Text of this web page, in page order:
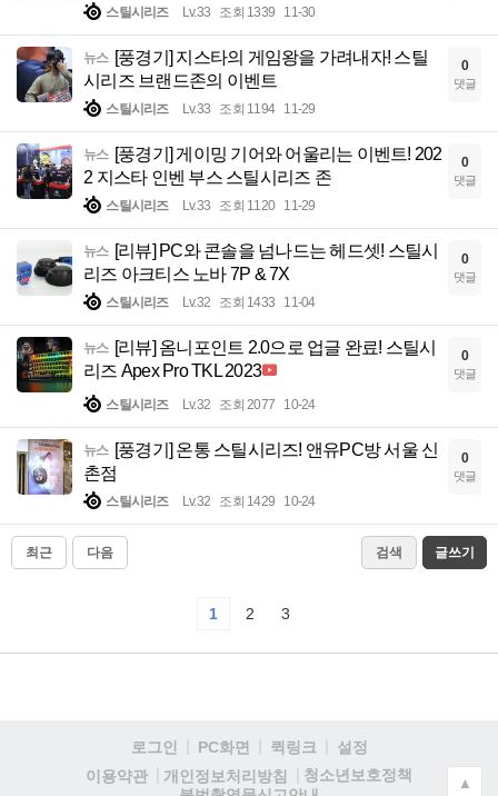
스틸시리즈 Lv.33 조회 1339 11-30
뉴스 [풍경기] 지스타의 게임왕을 가려내자! 스틸
시리즈 브랜드존의 이벤트
스틸시리즈 Lv.33 조회 1194 11-29
0
댓글
뉴스 [풍경기] 게이밍 기어와 어울리는 이벤트! 202
2 지스타 인벤 부스 스틸시리즈 존
스틸시리즈 Lv.33 조회 1120 11-29
0
댓글
뉴스 [리뷰] PC와 콘솔을 넘나드는 헤드셋! 스틸시
리즈 아크티스 노바 7P & 7X
스틸시리즈 Lv.32 조회 1433 11-04
0
댓글
뉴스 [리뷰] 옴니포인트 2.0으로 업글 완료! 스틸시
리즈 Apex Pro TKL 2023
스틸시리즈 Lv.32 조회 2077 10-24
0
댓글
뉴스 [풍경기] 온통 스틸시리즈! 앤유PC방 서울 신
촌점
스틸시리즈 Lv.32 조회 1429 10-24
0
댓글
최근 다음 검색 글쓰기
1 2 3
로그인 PC화면 퀵링크
설정
이용약관
개인정보처리방침
청소년보호정책
▲